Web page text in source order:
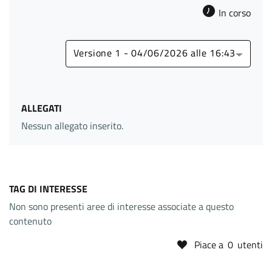
In corso
Versione 1 - 04/06/2026 alle 16:43
ALLEGATI
Nessun allegato inserito.
TAG DI INTERESSE
Non sono presenti aree di interesse associate a questo
contenuto
Piace a 0 utenti